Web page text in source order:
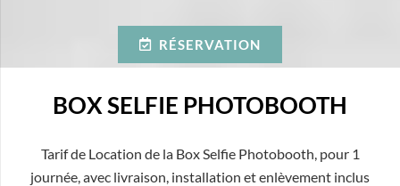
RÉSERVATION
BOX SELFIE PHOTOBOOTH
Tarif de Location de la Box Selfie Photobooth, pour 1
journée, avec livraison, installation et enlèvement inclus